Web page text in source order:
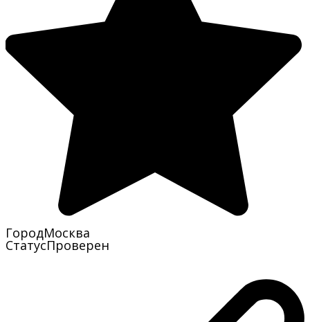
ГородМосква
СтатусПроверен